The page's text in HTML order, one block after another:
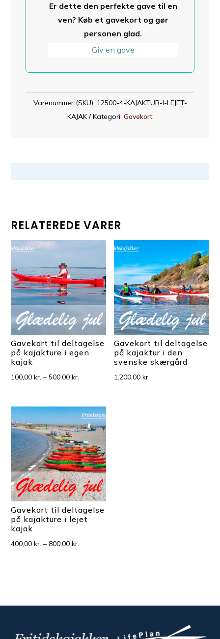
Er dette den perfekte gave til en
ven? Køb et gavekort og gør
personen glad.
Giv en gave
Varenummer (SKU): 12500-4-KAJAKTUR-I-LEJET-
KAJAK
Kategori: Gavekort
RELATEREDE VARER
Gavekort til deltagelse
på kajakture i egen
kajak
100,00kr. – 500,00kr. Prisinterval:
500,00 kr.
Gavekort til deltagelse
på kajaktur i den
svenske skærgård
1.200,00kr.
Gavekort til deltagelse
på kajakture i lejet
kajak
400,00kr. – 800,00kr.